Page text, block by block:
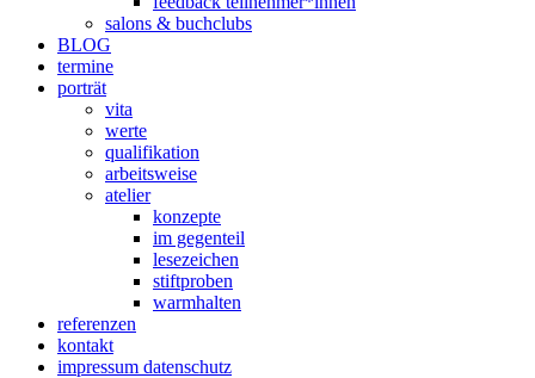
salons & buchclubs
BLOG
termine
porträt
vita
werte
qualifikation
arbeitsweise
atelier
konzepte
im gegenteil
lesezeichen
stiftproben
warmhalten
referenzen
kontakt
impressum datenschutz